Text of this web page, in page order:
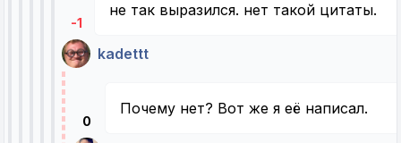
-1
не так выразился. нет такой цитаты.
kadettt
0
Почему нет? Вот же я её написал.